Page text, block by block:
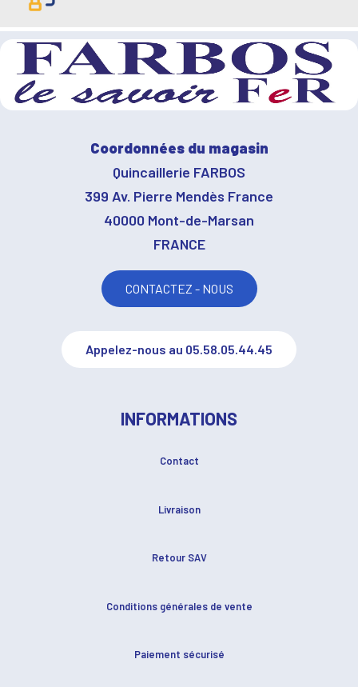
Coordonnées du magasin
Quincaillerie FARBOS
399 Av. Pierre Mendès France
40000 Mont-de-Marsan
FRANCE
CONTACTEZ - NOUS
Appelez-nous au 05.58.05.44.45
INFORMATIONS
Contact
Livraison
Retour SAV
Conditions générales de vente
Paiement sécurisé